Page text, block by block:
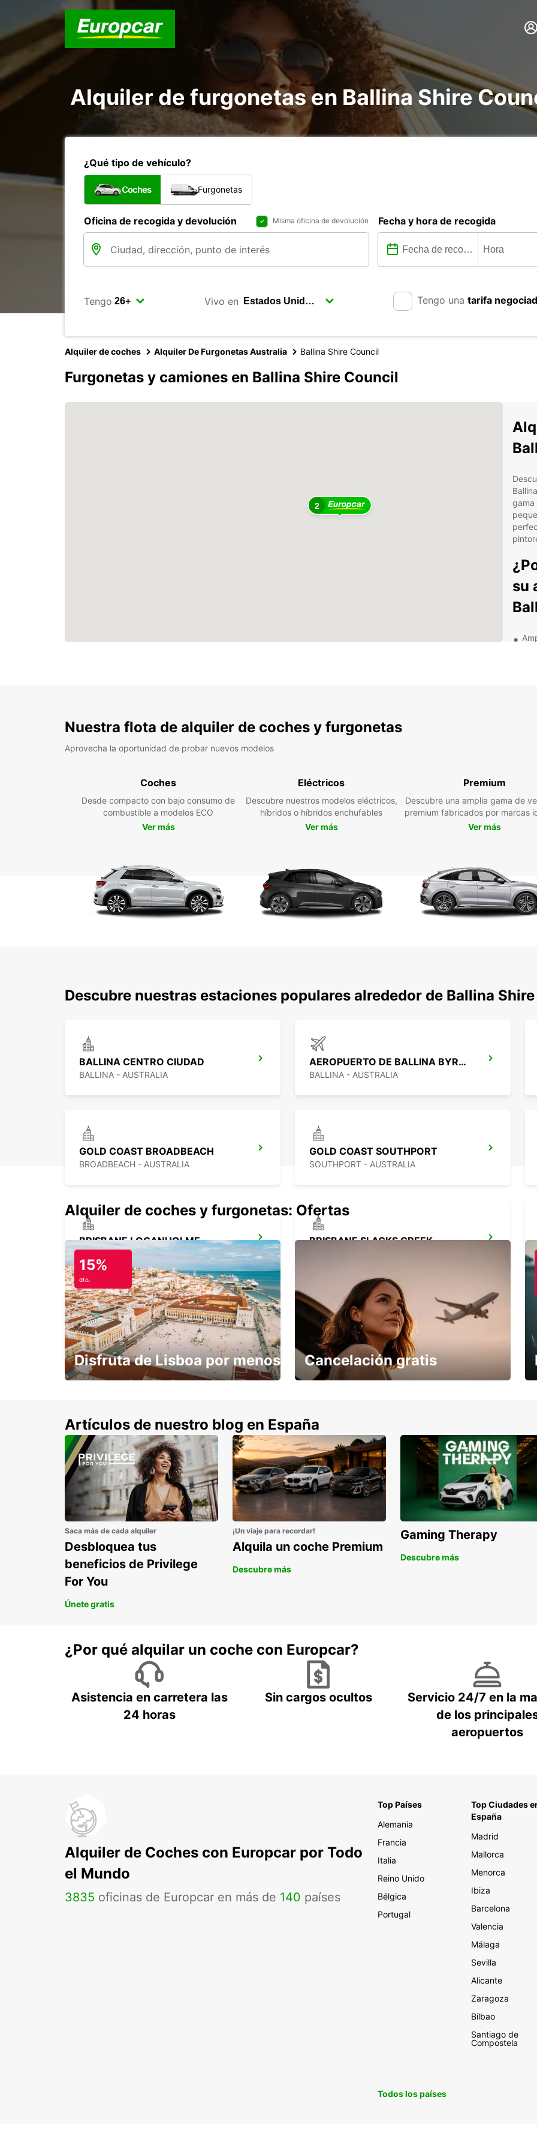
Alquiler de furgonetas en Ballina Shire
¿Qué tipo de vehículo?
Coches Furgonetas
Oficina de recogida y devolución Misma oficina de devolución Fecha y hora de recogida
Tengo Vivo en Tengo una tarifa
Alquiler de coches Alquiler De Furgonetas Australia Ballina Shire Council
Furgonetas y camiones en Ballina Shire Council
2
gama
su
su
una
Nuestra flota de alquiler de coches y furgonetas
Aprovecha la oportunidad de probar nuevos modelos
Coches
Desde compacto con bajo consumo de
combustible a modelos ECO
Ver más
Eléctricos
Descubre nuestros modelos eléctricos,
híbridos o híbridos enchufables
Ver más
Premium
Descubre una amplia gama de
premium fabricados por marcas
Ver más
Descubre nuestras estaciones populares alrededor de Ballina
BALLINA CENTRO CIUDAD
BALLINA - AUSTRALIA
AEROPUERTO DE BALLINA BYRON GATEWAY
BALLINA - AUSTRALIA
GOLD COAST BROADBEACH
BROADBEACH - AUSTRALIA
GOLD COAST SOUTHPORT
SOUTHPORT - AUSTRALIA
BRISBANE LOGANHOLME
LOGANHOLME - AUSTRALIA
BRISBANE SLACKS CREEK
BRISBANE MANSFIELD
MANSFIELD - AUSTRALIA
Alquiler de coches y furgonetas: Ofertas
15%
dto.
Disfruta de Lisboa por menos Cancelación gratis
Artículos de nuestro blog en España
Saca más de cada alquiler
Desbloquea tus
beneficios de Privilege
For You
Únete gratis
¡Un viaje para recordar!
Alquila un coche Premium
Descubre más
Gaming Therapy
Descubre más
¿Por qué alquilar un coche con Europcar?
Asistencia en carretera las
24 horas
Sin cargos ocultos
Servicio 24/7 en la
de los
aeropuertos
Alquiler de Coches con Europcar por Todo
el Mundo
3835 oficinas de Europcar en más de 140 países
Top Países
Alemania
Francia
Italia
Reino Unido
Bélgica
Portugal
Top Ciudades
España
Madrid
Mallorca
Menorca
Ibiza
Barcelona
Valencia
Málaga
Sevilla
Alicante
Zaragoza
Bilbao
Santiago de
Compostela
Todos los países